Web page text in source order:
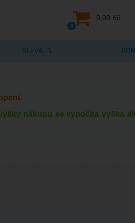
0,00 Kč
0
SLEVA -%
nákupu se vypočíta vyška